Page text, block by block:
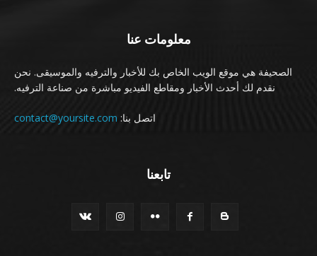
معلومات عنا
الصحيفة هي موقع الويب الخاص بك للأخبار والترفيه والموسيقى. نحن
نقدم لك أحدث الأخبار ومقاطع الفيديو مباشرة من صناعة الترفيه.
اتصل بنا: contact@yoursite.com
تابعنا